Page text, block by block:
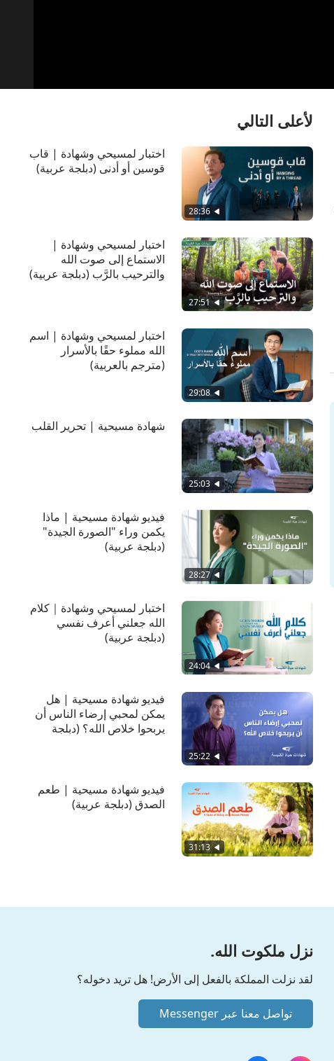
لأعلى التالي
28:36
اختبار لمسيحي وشهادة | قاب
قوسين أو أدنى (دبلجة عربية)
27:51
اختبار لمسيحي وشهادة |
الاستماع إلى صوت الله
والترحيب بالرَّب (دبلجة عربية)
29:08
اختبار لمسيحي وشهادة | اسم
الله مملوء حقًا بالأسرار
(مترجم بالعربية)
25:03
شهادة مسيحية | تحرير القلب
28:27
فيديو شهادة مسيحية | ماذا
يكمن وراء "الصورة الجيدة"
(دبلجة عربية)
24:04
اختبار لمسيحي وشهادة｜كلام
الله جعلني أعرف نفسي
(دبلجة عربية)
25:22
فيديو شهادة مسيحية | هل
يمكن لمحبي إرضاء الناس أن
يربحوا خلاص الله؟ (دبلجة
31:13
فيديو شهادة مسيحية | طعم
الصدق (دبلجة عربية)
نزل ملكوت الله.
لقد نزلت المملكة بالفعل إلى الأرض! هل تريد دخوله؟
تواصل معنا عبر Messenger